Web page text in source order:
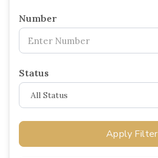
Number
Status
Apply Filter